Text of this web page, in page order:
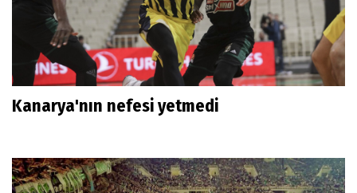
Kanarya'nın nefesi yetmedi